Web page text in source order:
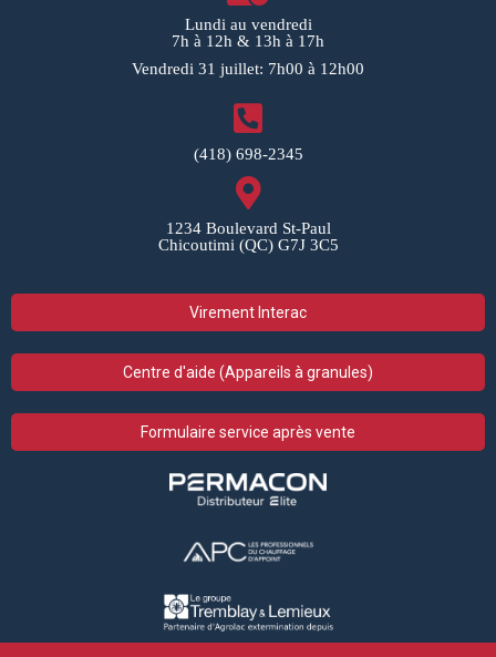
Lundi au vendredi
7h à 12h & 13h à 17h
Vendredi 31 juillet: 7h00 à 12h00
(418) 698-2345
1234 Boulevard St-Paul
Chicoutimi (QC) G7J 3C5
Virement Interac
Centre d'aide (Appareils à granules)
Formulaire service après vente